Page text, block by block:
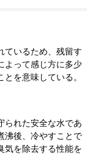
ているため、残留す
よって感じ方に多少
を意味している。
られた安全な水であ
沸後、冷やすことで
気を除去する性能を